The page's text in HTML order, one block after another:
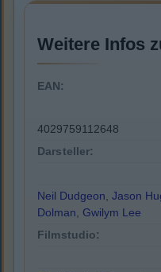
Weitere Infos
EAN:
4029759112648
Darsteller:
Neil Dudgeon, Jason
Dolman, Gwilym Lee
Filmstudio: